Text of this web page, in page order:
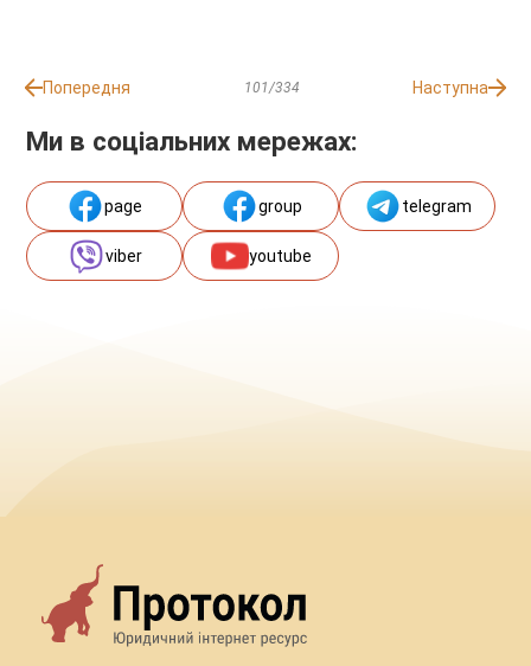
Попередня 101/334 Наступна
Ми в соціальних мережах:
page group telegram
viber youtube